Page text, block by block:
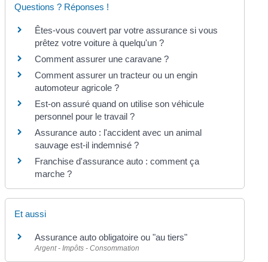
Questions ? Réponses !
Êtes-vous couvert par votre assurance si vous
prêtez votre voiture à quelqu'un ?
Comment assurer une caravane ?
Comment assurer un tracteur ou un engin
automoteur agricole ?
Est-on assuré quand on utilise son véhicule
personnel pour le travail ?
Assurance auto : l'accident avec un animal
sauvage est-il indemnisé ?
Franchise d'assurance auto : comment ça
marche ?
Et aussi
Assurance auto obligatoire ou "au tiers"
Argent - Impôts - Consommation